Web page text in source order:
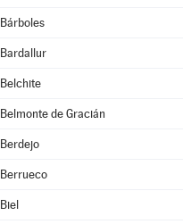
Bárboles
Bardallur
Belchite
Belmonte de Gracián
Berdejo
Berrueco
Biel